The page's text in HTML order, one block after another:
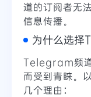
道的订阅者无
信息传播。
为什么选择
Telegram频道
而受到青睐。
几个理由：